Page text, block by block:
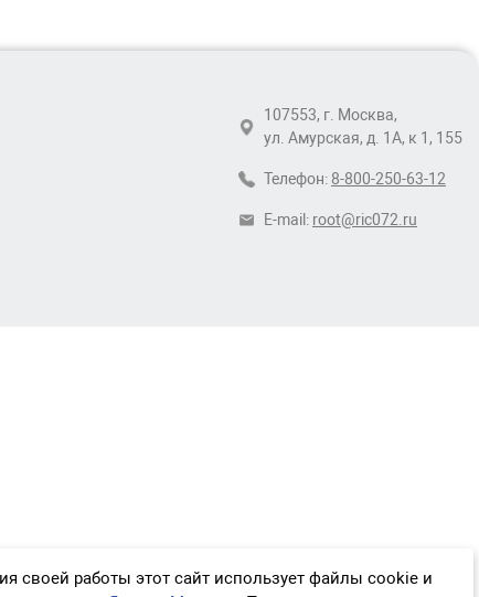
107553, г. Москва,
ул. Амурская, д. 1А, к 1, 155
Телефон: 8-800-250-63-12
E-mail: root@ric072.ru
своей работы этот сайт использует файлы cookie и